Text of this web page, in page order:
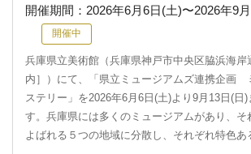
開催期間： 2026年6月6日(土)〜2026年9
開催中
兵庫県立美術館（兵庫県神戸市中央区脇浜海岸
内］）にて、「県立ミュージアムズ連携企画
ステリー」を2026年6月6日(土)より9月13日(日)
す。兵庫県には多くのミュージアムがあり、そ
よばれる５つの地域に分散し、それぞれ特色あ